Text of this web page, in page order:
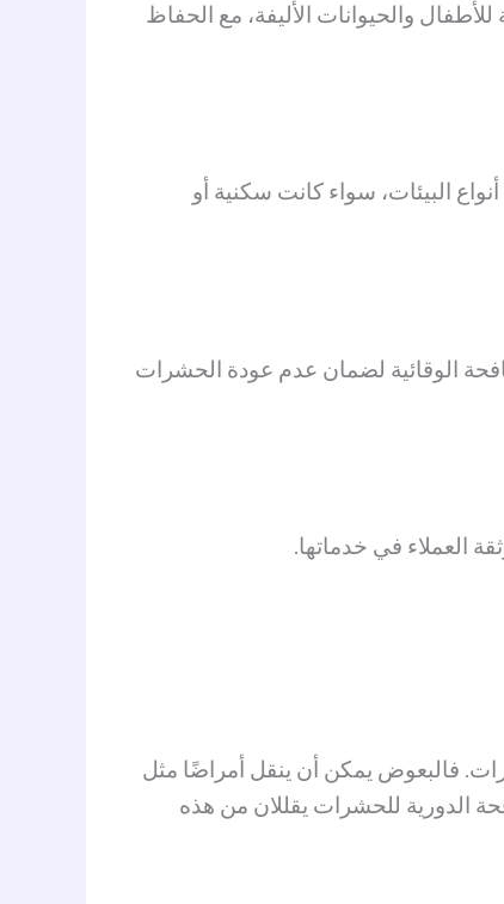
والحيوانات الأليفة، مع الحفاظ
البيئات، سواء كانت سكنية أو
الوقائية لضمان عدم عودة الحشرات
العملاء في خدماتها.
فالبعوض يمكن أن ينقل أمراضًا مثل
الدورية للحشرات يقللان من هذه